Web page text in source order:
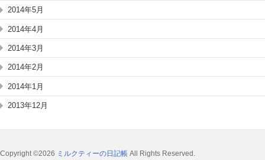
2014年5月
2014年4月
2014年3月
2014年2月
2014年1月
2013年12月
Copyright ©2026 ミルクティーの日記帳 All Rights Reserved.